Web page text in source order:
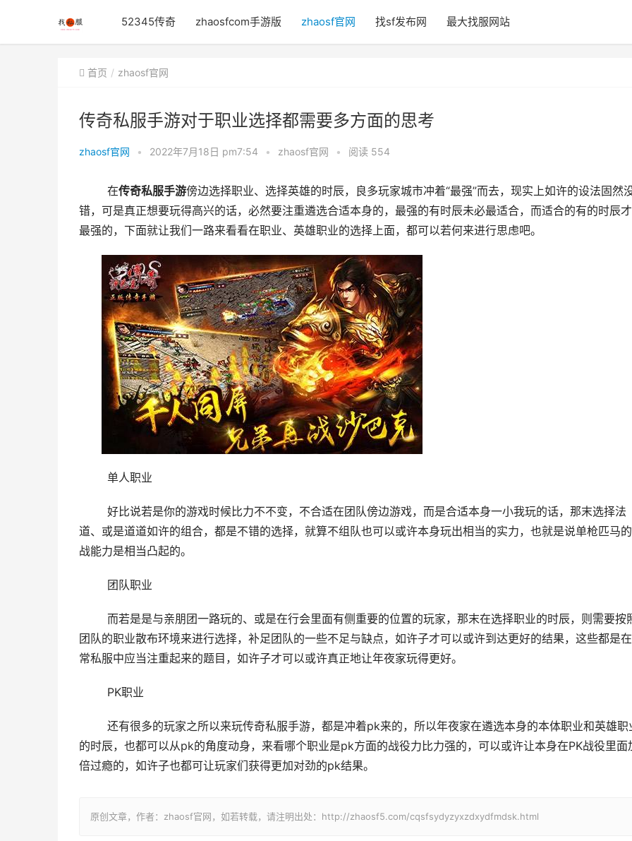
52345传奇 zhaosfcom手游版 zhaosf官网 找sf发布网 最大找服网站
首页 zhaosf官网
传奇私服手游对于职业选择都需要多方面的思考
zhaosf官网 • 2022年7月18日 pm7:54 • zhaosf官网 • 阅读 554
	在
传奇私服手游傍边选择职业、选择英雄的时辰，良多玩家城市冲着“最强”而去，现实上如许的设法固然
错，可是真正想要玩得高兴的话，必然要注重遴选合适本身的，最强的有时辰未必最适合，而适合的有的时辰
最强的，下面就让我们一路来看看在职业、英雄职业的选择上面，都可以若何来进行思虑吧。
	单人职业
道、或是道道如许的组合，都是不错的选择，就算不组队也可以或许本身玩出相当的实力，也就是说单枪匹马
战能力是相当凸起的。
	团队职业
团队的职业散布环境来进行选择，补足团队的一些不足与缺点，如许子才可以或许到达更好的结果，这些都是
常私服中应当注重起来的题目，如许子才可以或许真正地让年夜家玩得更好。
	PK职业
的时辰，也都可以从pk的角度动身，来看哪个职业是pk方面的战役力比力强的，可以或许让本身在PK战役里面
倍过瘾的，如许子也都可让玩家们获得更加对劲的pk结果。
原创文章，作者：zhaosf官网，如若转载，请注明出处：http://zhaosf5.com/cqsfsydyzyxzdxydfmdsk.html